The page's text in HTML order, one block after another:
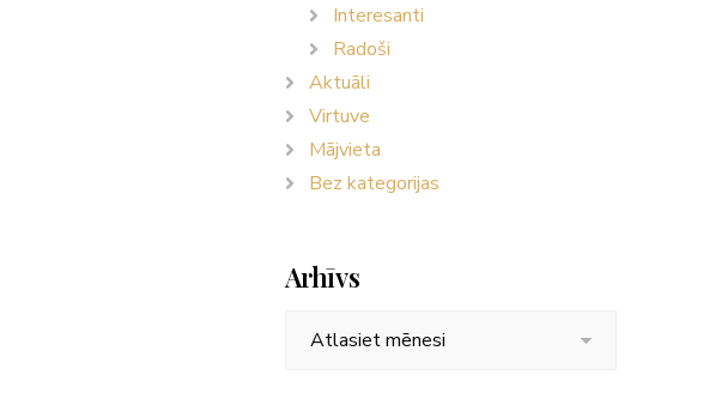
Interesanti
Radoši
Aktuāli
Virtuve
Mājvieta
Bez kategorijas
Arhīvs